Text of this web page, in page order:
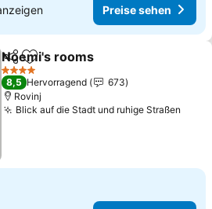
Preise sehen
TeilenZu Favoriten hinzufügen
Noemi's rooms
4 Sterne
8,5 Hervorragend
673
Rovinj
Blick auf die Stadt und ruhige Straßen